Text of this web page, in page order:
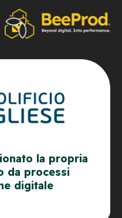
la propria
da processi
digitale